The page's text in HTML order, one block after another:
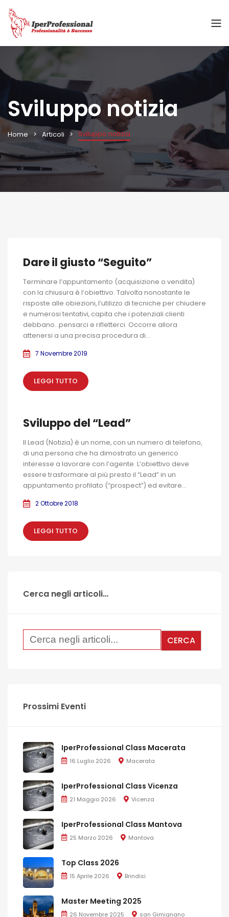
Sviluppo notizia
Home Articoli Sviluppo notizia
Dare il giusto “Seguito”
Terminare l’appuntamento (acquisizione o vendita)
con la chiusura è l’obiettivo. Talvolta nonostante le
risposte alle obiezioni, l’utilizzo di tecniche per chiudere
e numerosi tentativi, capita che i potenziali clienti
debbano…pensarci e rifletterci. Occorre allora
attenersi a una precisa procedura di...
7 Novembre 2019
LEGGI TUTTO
Sviluppo del “Lead”
Il Lead (Notizia) è un nome, con un numero di telefono,
di una persona che ha dimostrato un generico
interesse a lavorare con l’agente. L’obiettivo deve
essere trasformare al più presto il “Lead” in un
appuntamento profilato (“prospect”) ed evitare...
2 Ottobre 2018
LEGGI TUTTO
Cerca negli articoli…
Prossimi Eventi
IperProfessional Class Macerata
16 Luglio 2026 Macerata
IperProfessional Class Vicenza
21 Maggio 2026 Vicenza
IperProfessional Class Mantova
25 Marzo 2026 Mantova
Top Class 2026
15 Aprile 2026 Brindisi
Master Meeting 2025
26 Novembre 2025 san Gimignano